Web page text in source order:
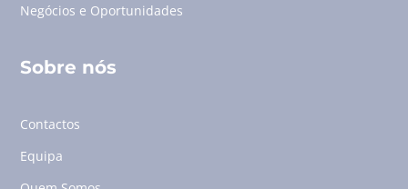
Negócios e Oportunidades
Sobre nós
Contactos
Equipa